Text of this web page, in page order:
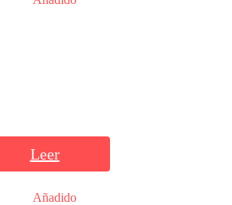
Leer
Añadido